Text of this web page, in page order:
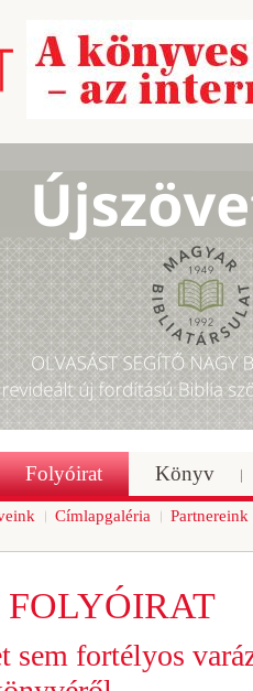
Folyóirat Könyv
Címlapgaléria Partnereink
sem fortélyos